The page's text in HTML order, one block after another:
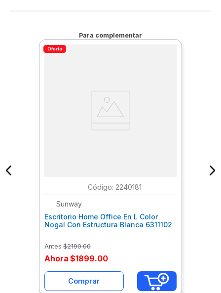
Para complementar
Oferta
: 2240181
Sunway
Escritorio Home Office En L Color
Nogal Con Estructura Blanca 6311102
Antes $2190.00
Ahora $1899.00
Comprar